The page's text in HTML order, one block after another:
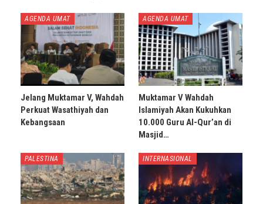
AGENDA UMAT
Jelang Muktamar V, Wahdah
Perkuat Wasathiyah dan
Kebangsaan
AGENDA UMAT
Muktamar V Wahdah
Islamiyah Akan Kukuhkan
10.000 Guru Al-Qur’an di
Masjid…
PALESTINA INTERNASIONAL